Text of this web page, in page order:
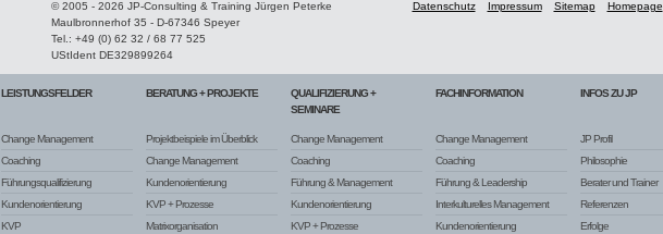
Datenschutz Impressum Sitemap Homepage
© 2005 - 2026 JP-Consulting & Training Jürgen Peterke
Maulbronnerhof 35 - D-67346 Speyer
Tel.: +49 (0) 62 32 / 68 77 525
UStIdent DE329899264
LEISTUNGSFELDER
Change Management
Coaching
Führungsqualifizierung
Kundenorientierung
KVP
BERATUNG + PROJEKTE
Projektbeispiele im Überblick
Change Management
Kundenorientierung
KVP + Prozesse
Matrixorganisation
QUALIFIZIERUNG +
SEMINARE
Change Management
Coaching
Führung & Management
Kundenorientierung
KVP + Prozesse
FACHINFORMATION
Change Management
Coaching
Führung & Leadership
Interkulturelles Management
Kundenorientierung
INFOS ZU JP
JP Profil
Philosophie
Berater und Trainer
Referenzen
Erfolge